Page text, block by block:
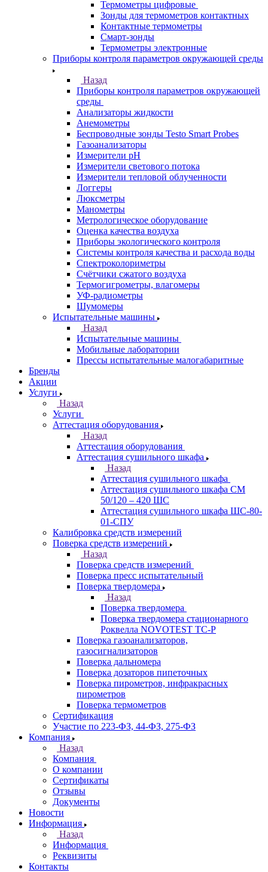
Термометры цифровые
Зонды для термометров контактных
Контактные термометры
Смарт-зонды
Термометры электронные
Приборы контроля параметров окружающей среды
Назад
Приборы контроля параметров окружающей
среды
Анализаторы жидкости
Анемометры
Беспроводные зонды Testo Smart Probes
Газоанализаторы
Измерители pH
Измерители светового потока
Измерители тепловой облученности
Логгеры
Люксметры
Манометры
Метрологическое оборудование
Оценка качества воздуха
Приборы экологического контроля
Системы контроля качества и расхода воды
Спектроколориметры
Счётчики сжатого воздуха
Термогигрометры, влагомеры
УФ-радиометры
Шумомеры
Испытательные машины
Назад
Испытательные машины
Мобильные лаборатории
Прессы испытательные малогабаритные
Бренды
Акции
Услуги
Назад
Услуги
Аттестация оборудования
Назад
Аттестация оборудования
Аттестация сушильного шкафа
Назад
Аттестация сушильного шкафа
Аттестация сушильного шкафа СМ
50/120 – 420 ШС
Аттестация сушильного шкафа ШС-80-
01-СПУ
Калибровка средств измерений
Поверка средств измерений
Назад
Поверка средств измерений
Поверка пресс испытательный
Поверка твердомера
Назад
Поверка твердомера
Поверка твердомера стационарного
Роквелла NOVOTEST TС-Р
Поверка газоанализаторов,
газосигнализаторов
Поверка дальномера
Поверка дозаторов пипеточных
Поверка пирометров, инфракрасных
пирометров
Поверка термометров
Сертификация
Участие по 223-ФЗ, 44-ФЗ, 275-ФЗ
Компания
Назад
Компания
О компании
Сертификаты
Отзывы
Документы
Новости
Информация
Назад
Информация
Реквизиты
Контакты